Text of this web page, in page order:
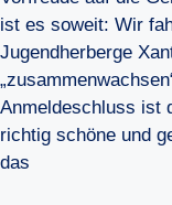
ist es soweit: Wir
Jugendherberge
Anmeldeschluss ist
richtig schöne und
das